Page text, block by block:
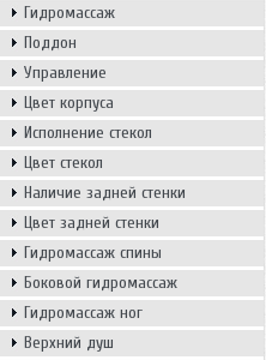
Гидромассаж
Поддон
Управление
Цвет корпуса
Исполнение стекол
Цвет стекол
Наличие задней стенки
Цвет задней стенки
Гидромассаж спины
Боковой гидромассаж
Гидромассаж ног
Верхний душ